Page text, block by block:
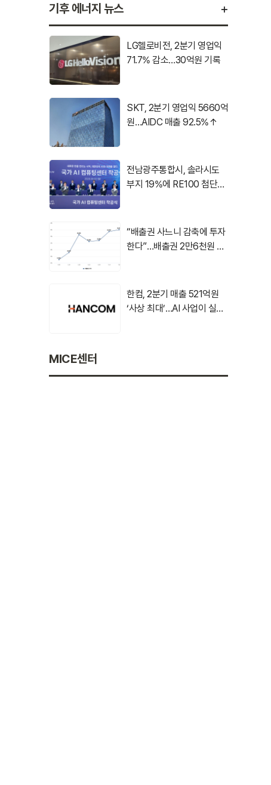
기후 에너지 뉴스 +
LG헬로비전, 2분기 영업익
71.7% 감소…30억원 기록
SKT, 2분기 영업익 5660억
원…AIDC 매출 92.5%↑
전남광주통합시, 솔라시도
부지 19%에 RE100 첨단산
“배출권 사느니 감축에 투자
한다”…배출권 2만6천원 시
한컴, 2분기 매출 521억원
‘사상 최대’…AI 사업이 실적
MICE센터